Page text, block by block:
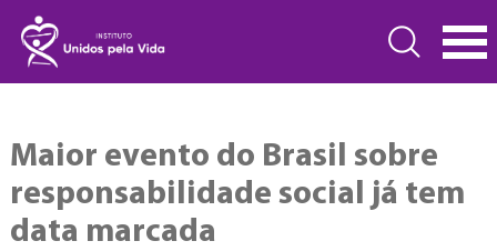
Maior evento do Brasil sobre
responsabilidade social já tem
data marcada